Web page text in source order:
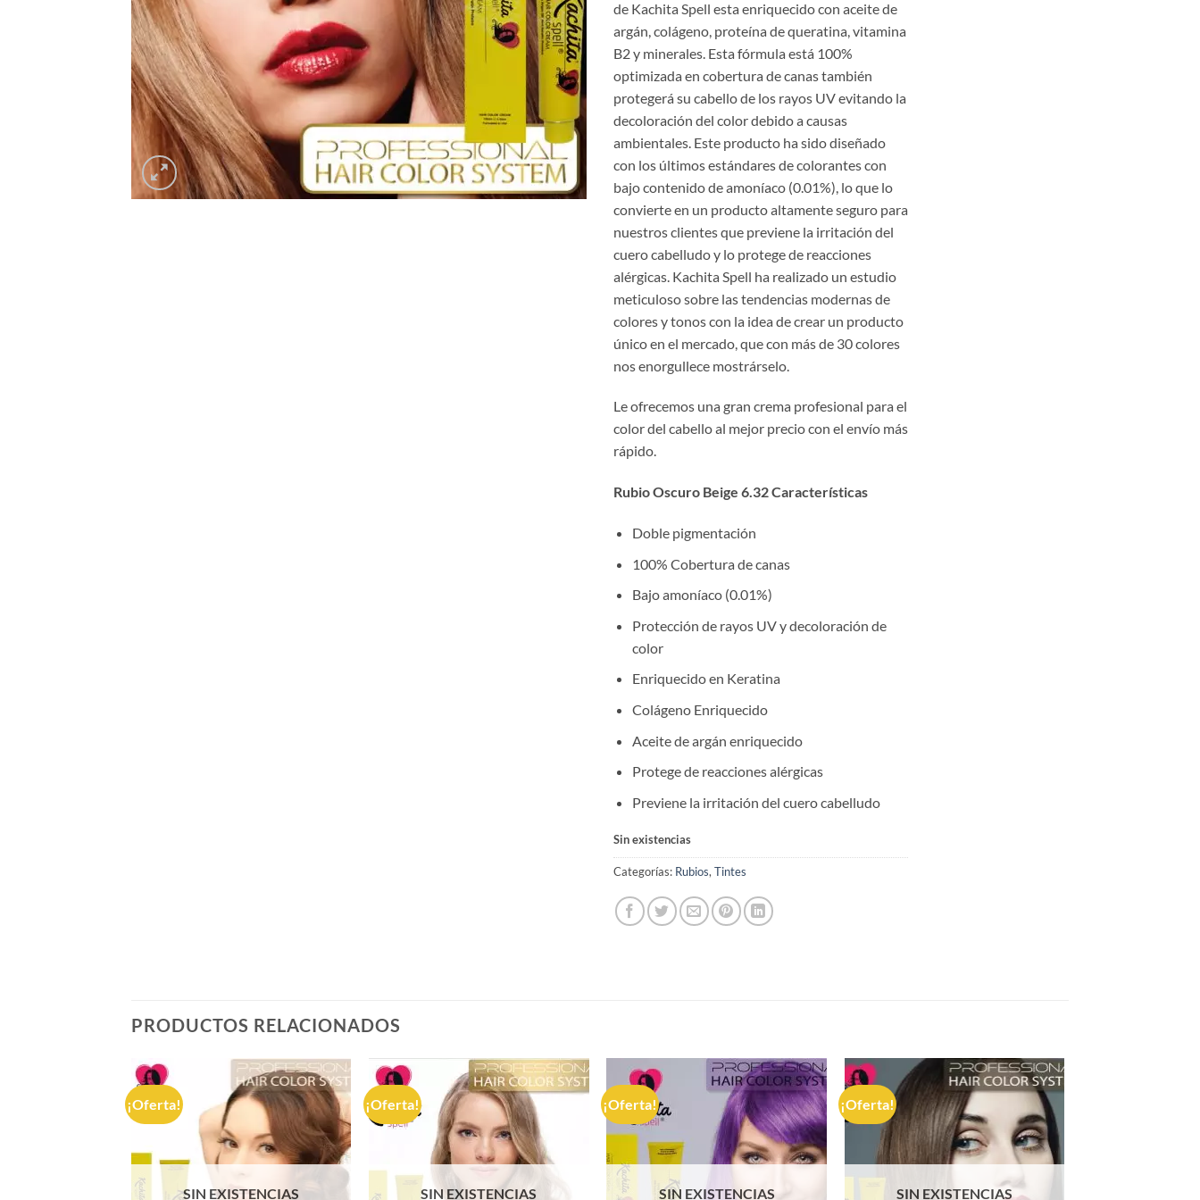
de Kachita Spell esta enriquecido con aceite de
argán, colágeno, proteína de queratina, vitamina
B2 y minerales. Esta fórmula está 100%
optimizada en cobertura de canas también
protegerá su cabello de los rayos UV evitando la
decoloración del color debido a causas
ambientales. Este producto ha sido diseñado
con los últimos estándares de colorantes con
bajo contenido de amoníaco (0.01%), lo que lo
convierte en un producto altamente seguro para
nuestros clientes que previene la irritación del
cuero cabelludo y lo protege de reacciones
alérgicas. Kachita Spell ha realizado un estudio
meticuloso sobre las tendencias modernas de
colores y tonos con la idea de crear un producto
único en el mercado, que con más de 30 colores
nos enorgullece mostrárselo.
Le ofrecemos una gran crema profesional para el
color del cabello al mejor precio con el envío más
rápido.
Rubio Oscuro Beige 6.32 Características
Doble pigmentación
100% Cobertura de canas
Bajo amoníaco (0.01%)
Protección de rayos UV y decoloración de
color
Enriquecido en Keratina
Colágeno Enriquecido
Aceite de argán enriquecido
Protege de reacciones alérgicas
Previene la irritación del cuero cabelludo
Sin existencias
Categorías: Rubios,Tintes
PRODUCTOS RELACIONADOS
¡Oferta!
SIN EXISTENCIAS
¡Oferta!
SIN EXISTENCIAS
¡Oferta!
SIN EXISTENCIAS
¡Oferta!
SIN EXISTENCIAS